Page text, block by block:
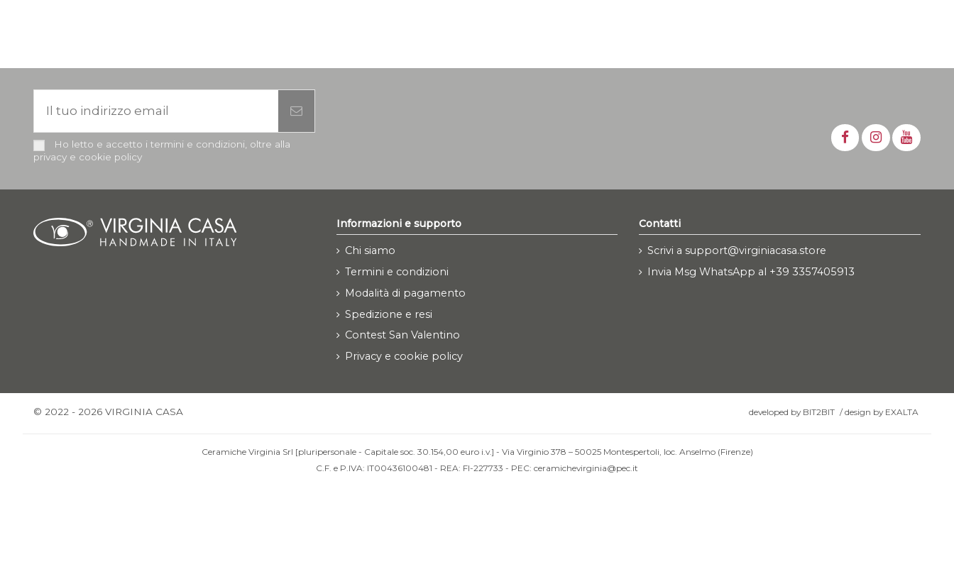
Ho letto e accetto i termini e condizioni, oltre alla
privacy e cookie policy
Informazioni e supporto
Chi siamo
Termini e condizioni
Modalità di pagamento
Spedizione e resi
Contest San Valentino
Privacy e cookie policy
Contatti
Scrivi a support@virginiacasa.store
Invia Msg WhatsApp al +39 3357405913
© 2022 - 2026 VIRGINIA CASA developed by BIT2BIT /design by EXALTA
Ceramiche Virginia Srl [pluripersonale - Capitale soc. 30.154,00 euro i.v.] - Via Virginio 378 – 50025 Montespertoli, loc. Anselmo (Firenze)
C.F. e P.IVA: IT00436100481 - REA: FI-227733 - PEC: ceramichevirginia@pec.it